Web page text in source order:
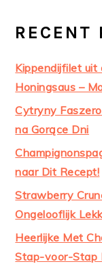
RECENT
Kippendijfilet
Honingsaus –
Cytryny
na Gorące Dni
naar Dit Recept!
Strawberry
Ongelooflijk
Heerlijke Met
Stap-voor-Stap